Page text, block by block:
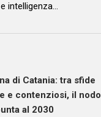
intelligenza…
di Catania: tra sfide
e contenziosi, il nodo
al 2030